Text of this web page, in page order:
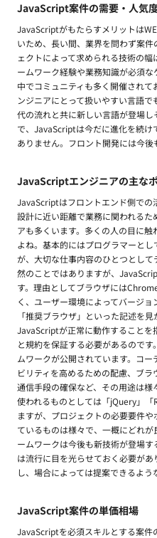
JavaScript案件の需要・人気
JavaScriptがもたらすメリットは
いため、長い間、業界を問わず案
ェクトによって求められる技術の
ームワーク経験や業務知識が必須
中でコミュニティも多く開催され
ンジニアにとって扱いやすい言語
代の流れと共に新しい言語が登場
で、JavaScriptは今だに進化を続
ありません。フロント開発には今後
JavaScriptエンジニアの主な
JavaScriptはフロントエンド側での
設計に近い距離で業務に関われる
アも多くいます。多くの人の目に
よね。基本的にはプログラマーと
が、大切な仕事内容のひとつとし
然のことではありますが、
す。理由としてブラウザには
く、ユーザー環境によってバージ
「推奨ブラウザ」といった記述を
JavaScriptが正常に動作することを
と規約を保証する必要があるので
ムワークが公開されています。コ
ビリティを高めるための配慮、ブ
通信手段の確保など、その用途は様
使われるものとしては「jQuery」
ますが、プロジェクトの必要要件
ているものは様々で、一概にどれ
ームワークは今後も新技術が登場
は流行に目を光らせておく必要が
し、場合によっては提案できるよう
JavaScript案件の単価相場
JavaScriptを必須スキルとする案件